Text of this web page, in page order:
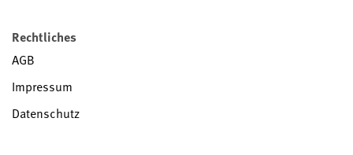
Rechtliches
AGB
Impressum
Datenschutz